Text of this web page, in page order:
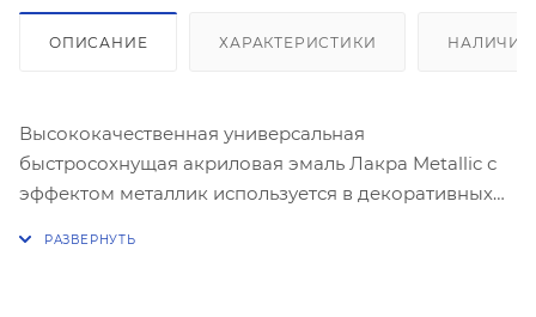
ОПИСАНИЕ ХАРАКТЕРИСТИКИ НАЛИЧИЕ
Высококачественная универсальная
быстросохнущая акриловая эмаль Лакра Metallic с
эффектом металлик используется в декоративных